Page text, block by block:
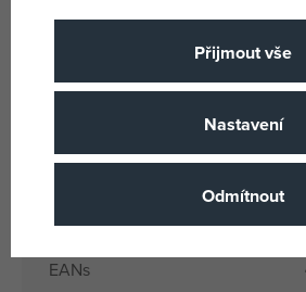
Licence
Produktová řada
Země původu
EANs
Přijmout vše
Nastavení
Odmítnout